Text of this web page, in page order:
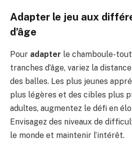
Adapter le jeu aux
d’âge
Pour adapter le chamboule-
tranches d’âge, variez la
des balles. Les plus jeunes
plus légères et des cibles plus
adultes, augmentez le défi en
Envisagez des niveaux de
le monde et maintenir l’intérêt.